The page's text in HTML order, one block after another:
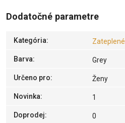
Dodatočné parametre
Kategória: Zateplené
Barva: Grey
Určeno pro: Ženy
Novinka: 1
Doprodej: 0